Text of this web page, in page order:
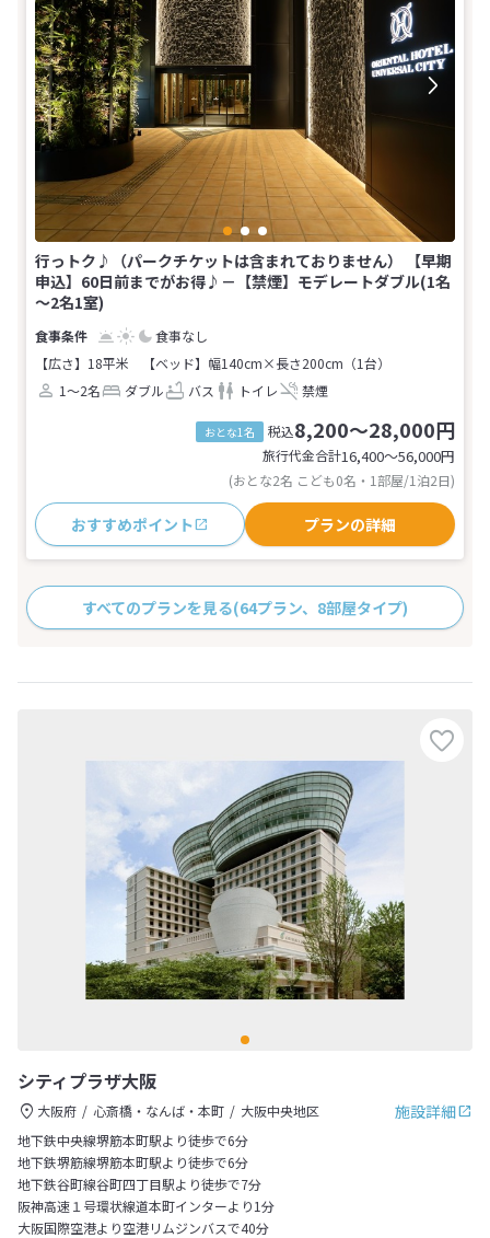
行っトク♪（パークチケットは含まれておりません） 【早期
申込】60日前までがお得♪－【禁煙】モデレートダブル(1名
～2名1室)
食事なし
【広さ】18平米
【ベッド】幅140cm×長さ200cm（1台）
1～2名
ダブル バス トイレ 禁煙
おとな1名 税込8,200～28,000円
旅行代金合計16,400〜56,000円
(おとな2名 こども0名・1部屋/1泊2日)
おすすめポイント プランの詳細
すべてのプランを見る(64プラン、8部屋タイプ)
シティプラザ大阪
施設詳細
大阪府 心斎橋・なんば・本町
大阪中央地区
地下鉄中央線堺筋本町駅より徒歩で6分
地下鉄堺筋線堺筋本町駅より徒歩で6分
地下鉄谷町線谷町四丁目駅より徒歩で7分
阪神高速１号環状線道本町インターより1分
大阪国際空港より空港リムジンバスで40分